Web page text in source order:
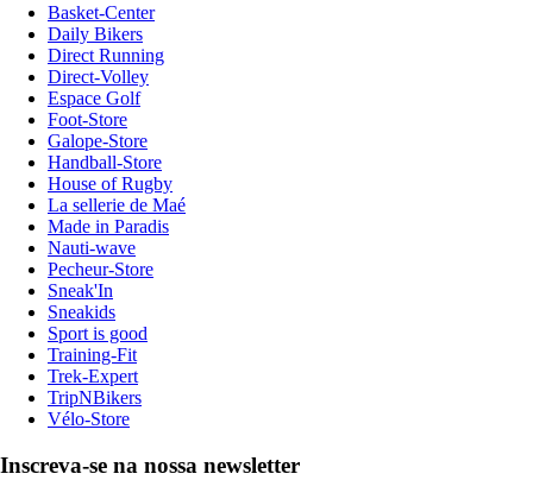
Basket-Center
Daily Bikers
Direct Running
Direct-Volley
Espace Golf
Foot-Store
Galope-Store
Handball-Store
House of Rugby
La sellerie de Maé
Made in Paradis
Nauti-wave
Pecheur-Store
Sneak'In
Sneakids
Sport is good
Training-Fit
Trek-Expert
TripNBikers
Vélo-Store
Inscreva-se na nossa newsletter